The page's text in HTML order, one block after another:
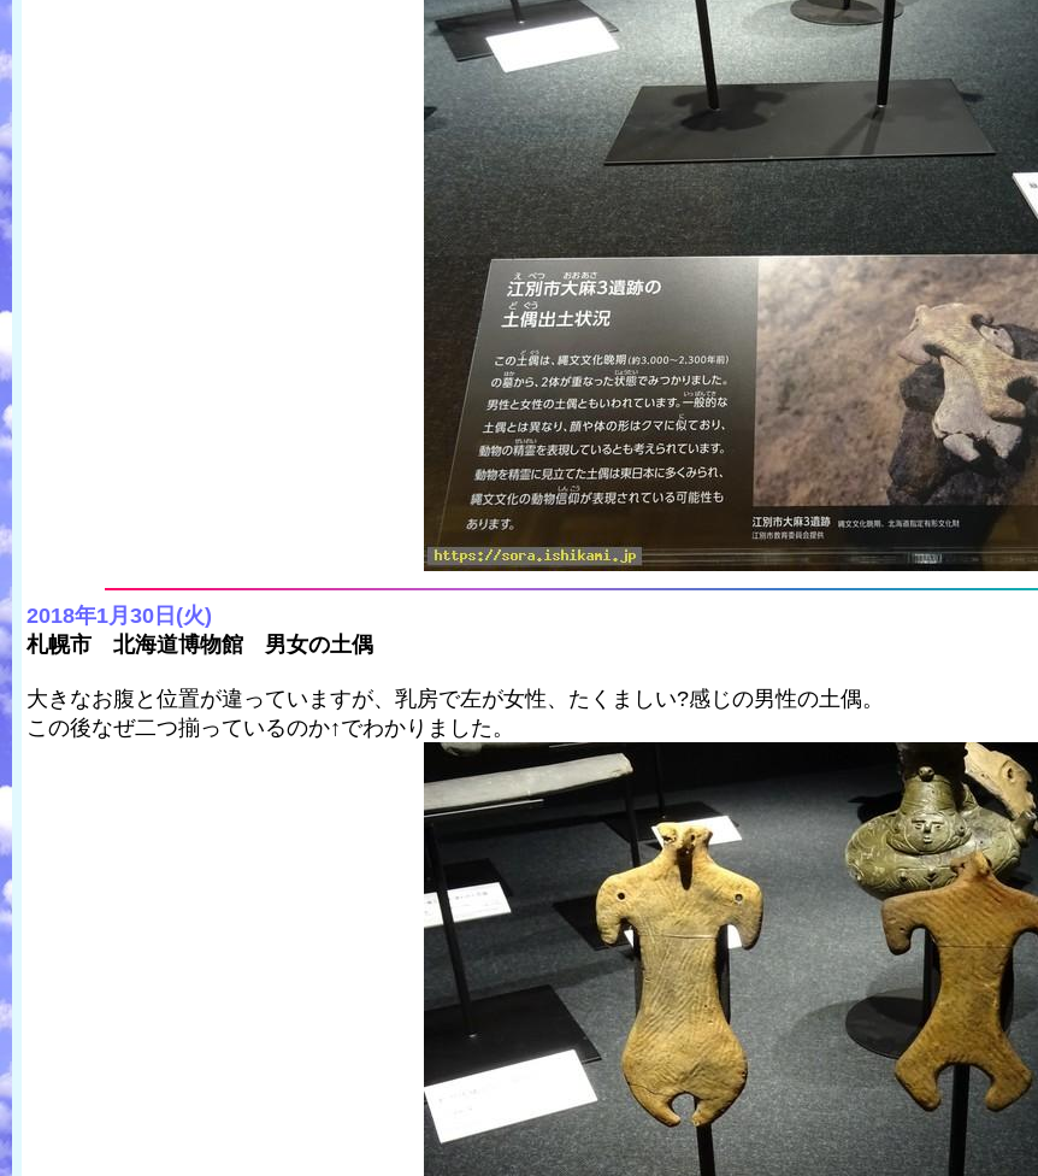
2018年1月30日(火)
札幌市 北海道博物館 男女の土偶
大きなお腹と位置が違っていますが、乳房で左が女性、たくましい?感じの男性の土偶。
この後なぜ二つ揃っているのか↑でわかりました。